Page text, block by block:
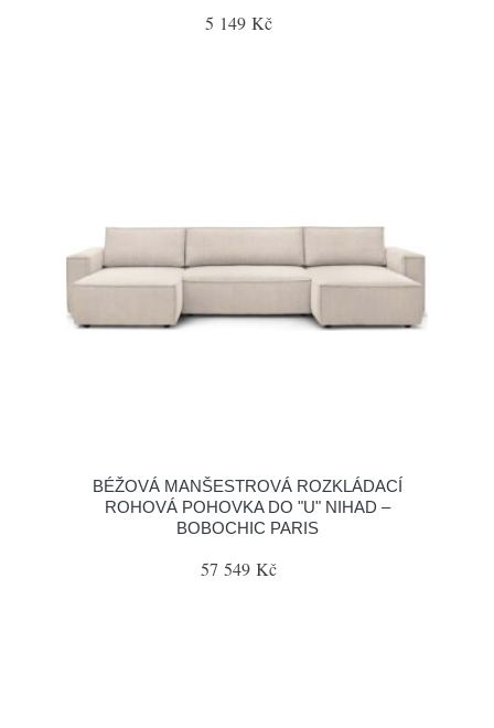
5 149 Kč
BÉŽOVÁ MANŠESTROVÁ ROZKLÁDACÍ
ROHOVÁ POHOVKA DO "U" NIHAD –
BOBOCHIC PARIS
57 549 Kč